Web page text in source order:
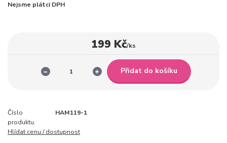
Nejsme plátci DPH
199 Kč/ks
Přidat do košíku
Číslo
produktu:
HAM119-1
Hlídat cenu / dostupnost